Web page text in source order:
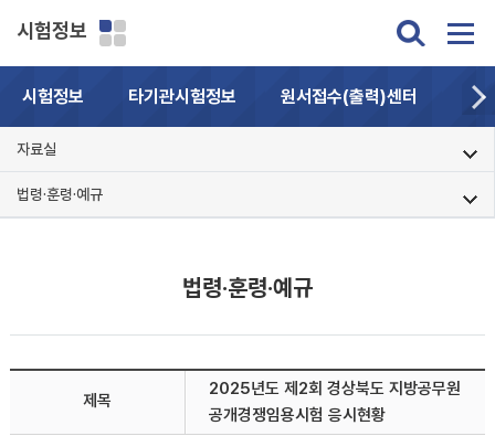
시험정보
시험정보 타기관시험정보 원서접수(출력)센터 자
자료실
법령·훈령·예규
법령·훈령·예규
제목
2025년도 제2회 경상북도 지방공무원
공개경쟁임용시험 응시현황